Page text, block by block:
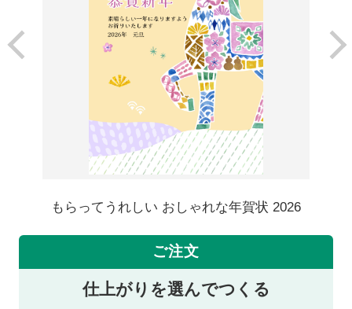
もらってうれしい おしゃれな年賀状 2026
ご注文
仕上がりを選んでつくる